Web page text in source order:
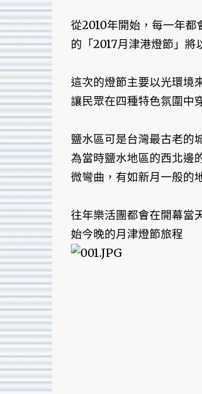
從2010年開始，每一年都
的「2017月津港燈節」將
這次的燈節主要以光環境
讓民眾在四種特色氛圍中
鹽水區可是台灣最古老的
為當時鹽水地區的西北邊
微彎曲，有如新月一般的
往年樂活團都會在開幕當
始今晚的月津燈節旅程